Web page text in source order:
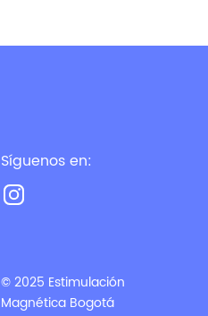
Síguenos en:
© 2025 Estimulación
Magnética Bogotá